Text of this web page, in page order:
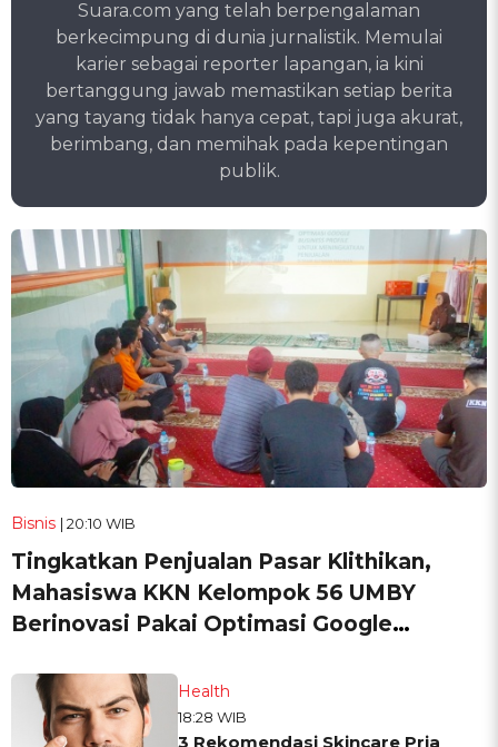
Suara.com yang telah berpengalaman
berkecimpung di dunia jurnalistik. Memulai
karier sebagai reporter lapangan, ia kini
bertanggung jawab memastikan setiap berita
yang tayang tidak hanya cepat, tapi juga akurat,
berimbang, dan memihak pada kepentingan
publik.
Bisnis | 20:10 WIB
Tingkatkan Penjualan Pasar Klithikan,
Mahasiswa KKN Kelompok 56 UMBY
Berinovasi Pakai Optimasi Google
Health
18:28 WIB
3 Rekomendasi Skincare Pria